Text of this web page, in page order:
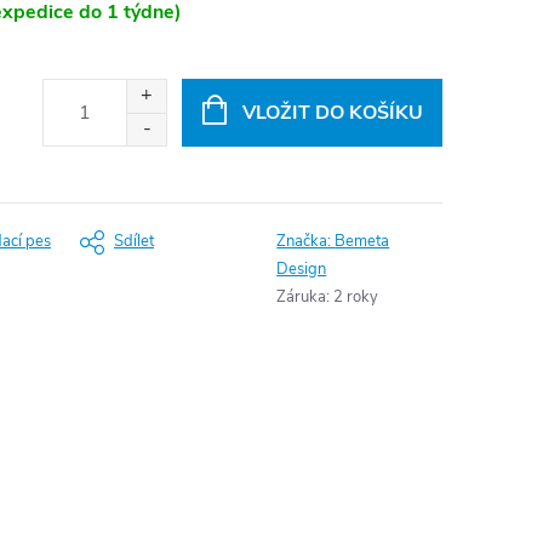
do 1 týdne)
VLOŽIT DO KOŠÍKU
pes Sdílet Značka: Bemeta
Design
Záruka: 2 roky